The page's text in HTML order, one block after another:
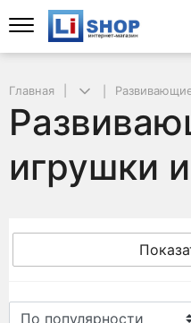
Главная
игрушки